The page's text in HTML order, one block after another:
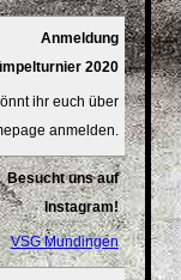
Anmeldung
2020
ihr euch über
anmelden.
Besucht uns auf
Instagram!
VSG Mundingen